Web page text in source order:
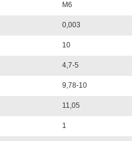
М6
0,003
10
4,7-5
9,78-10
11,05
1